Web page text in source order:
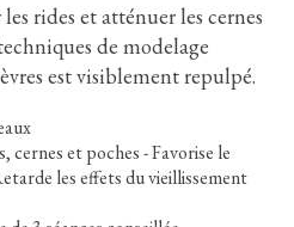
rides et atténuer les cernes
de modelage
est visiblement repulpé.
cernes et poches - Favorise le
les effets du vieillissement